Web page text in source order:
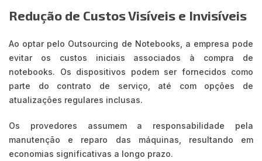
Redução de Custos Visíveis e Invisíveis
Ao optar pelo Outsourcing de Notebooks, a empresa pode
evitar os custos iniciais associados à compra de
notebooks. Os dispositivos podem ser fornecidos como
parte do contrato de serviço, até com opções de
atualizações regulares inclusas.
Os provedores assumem a responsabilidade pela
manutenção e reparo das máquinas, resultando em
economias significativas a longo prazo.